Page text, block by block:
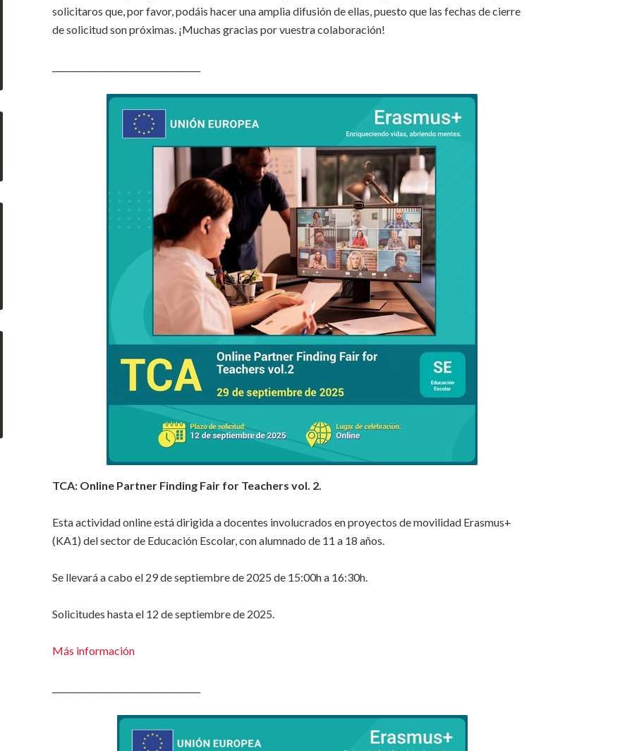
solicitaros que, por favor, podáis hacer una amplia difusión de ellas, puesto que las fechas de cierre
de solicitud son próximas. ¡Muchas gracias por vuestra colaboración!
TCA: Online Partner Finding Fair for Teachers vol. 2.
Esta actividad online está dirigida a docentes involucrados en proyectos de movilidad Erasmus+
(KA1) del sector de Educación Escolar, con alumnado de 11 a 18 años.
Se llevará a cabo el 29 de septiembre de 2025 de 15:00h a 16:30h.
Solicitudes hasta el 12 de septiembre de 2025.
Más información